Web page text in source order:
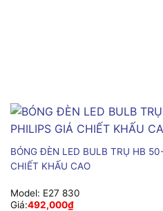
BÓNG ĐÈN LED BULB TRỤ HB
CHIẾT KHẤU CAO
Model: E27 830
Giá:492,000₫